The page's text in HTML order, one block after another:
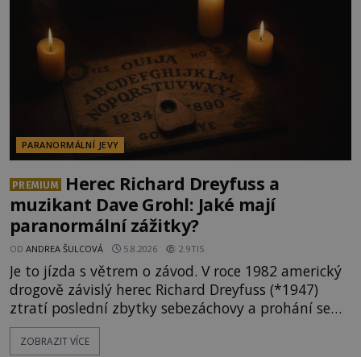
PARANORMÁLNÍ JEVY
PREMIUM
Herec Richard Dreyfuss a
muzikant Dave Grohl: Jaké mají
paranormální zážitky?
OD ANDREA ŠULCOVÁ 5.8.2026 2.9TIS
Je to jízda s větrem o závod. V roce 1982 americký
drogově závislý herec Richard Dreyfuss (*1947)
ztratí poslední zbytky sebezáchovy a prohání se
po silnicích ve svém mercedesu jako utržený ze
řetězu. Vše vyvrcholí katastrofou, když to Dreyfuss
ZOBRAZIT VÍCE